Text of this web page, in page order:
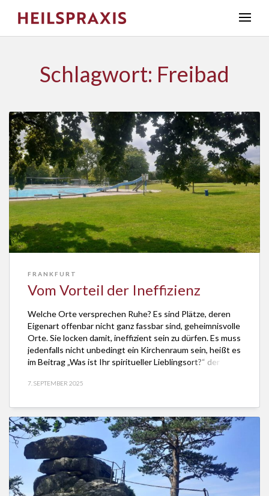
Schlagwort: Freibad
FRANKFURT
Vom Vorteil der Ineffizienz
Welche Orte versprechen Ruhe? Es sind Plätze, deren
Eigenart offenbar nicht ganz fassbar sind, geheimnisvolle
Orte. Sie locken damit, ineffizient sein zu dürfen. Es muss
jedenfalls nicht unbedingt ein Kirchenraum sein, heißt es
im Beitrag „Was ist Ihr spiritueller Lieblingsort?“ der
Kirche in Frankfurt und Offenbach. Sondern? Ein
7. SEPTEMBER 2025